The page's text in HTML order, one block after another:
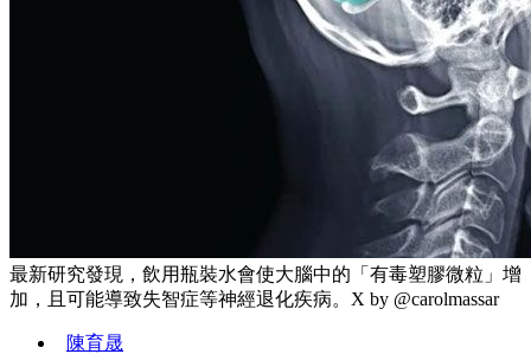
最新研究發現，飲用瓶裝水會使大腦中的「有毒塑膠微粒」增
加，且可能導致失智症等神經退化疾病。X by @carolmassar
陳育晟